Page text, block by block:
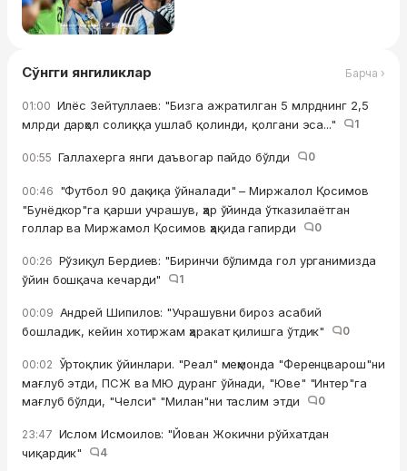
Сўнгги янгиликлар Барча ›
01:00 Илёс Зейтуллаев: "Бизга ажратилган 5 млрднинг 2,5
млрди дарҳол солиққа ушлаб қолинди, қолгани эса..."
1
00:55 Галлахерга янги даъвогар пайдо бўлди 0
00:46 "Футбол 90 дақиқа ўйналади" – Миржалол Қосимов
"Бунёдкор"га қарши учрашув, ҳар ўйинда ўтказилаётган
голлар ва Миржамол Қосимов ҳақида гапирди
0
00:26 Рўзиқул Бердиев: "Биринчи бўлимда гол урганимизда
ўйин бошқача кечарди"
1
00:09 Андрей Шипилов: "Учрашувни бироз асабий
бошладик, кейин хотиржам ҳаракат қилишга ўтдик"
0
00:02 Ўртоқлик ўйинлари. "Реал" меҳмонда "Ференцварош"ни
мағлуб этди, ПСЖ ва МЮ дуранг ўйнади, "Юве" "Интер"га
мағлуб бўлди, "Челси" "Милан"ни таслим этди
0
23:47 Ислом Исмоилов: "Йован Жокични рўйхатдан
чиқардик"
4